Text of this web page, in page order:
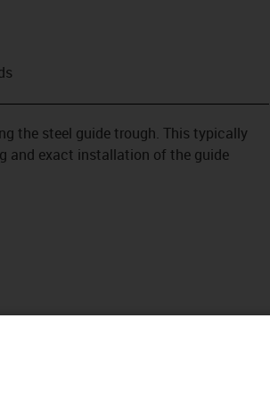
the steel guide trough. This typically
and exact installation of the guide